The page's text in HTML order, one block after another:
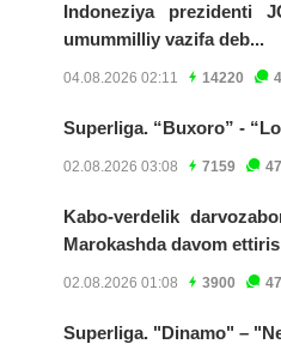
Indoneziya prezidenti
umummilliy vazifa deb...
04.08.2026 02:11 14220
Superliga. “Buxoro” -
02.08.2026 03:08 7159 47
Kabo-verdelik
Marokashda davom
02.08.2026 01:08 3900 47
Superliga. "Dinamo" –